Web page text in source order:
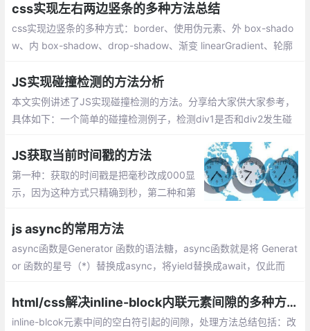
css实现左右两边竖条的多种方法总结
css实现边竖条的多种方式：border、使用伪元素、外 box-shado
w、内 box-shadow、drop-shadow、渐变 linearGradient、轮廓
JS实现碰撞检测的方法分析
本文实例讲述了JS实现碰撞检测的方法。分享给大家供大家参考，
具体如下：一个简单的碰撞检测例子，检测div1是否和div2发生碰
JS获取当前时间戳的方法
第一种：获取的时间戳是把毫秒改成000显
示，因为这种方式只精确到秒，第二种和第
js async的常用方法
async函数是Generator 函数的语法糖，async函数就是将 Generat
or 函数的星号（*）替换成async，将yield替换成await，仅此而
html/css解决inline-block内联元素间隙的多种方法总汇
inline-blcok元素中间的空白符引起的间隙，处理方法总结包括：改